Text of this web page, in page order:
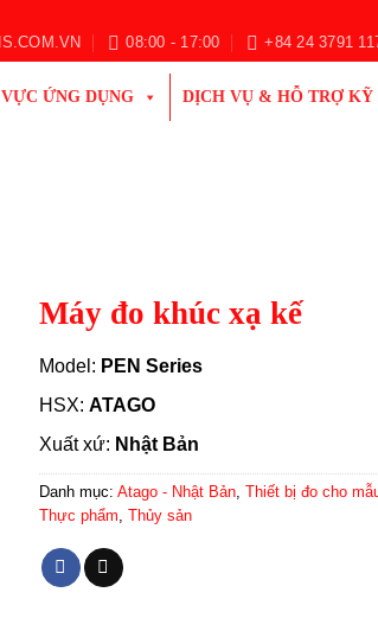
08:00 - 17:00 +84 24 3791
ỨNG DỤNG DỊCH VỤ & HỖ TRỢ KỸ
Máy đo khúc xạ kế
Model: PEN Series
HSX:ATAGO
Xuất xứ: Nhật Bản
Danh mục:Atago - Nhật Bản ,Thiết bị đo cho
Thực phẩm ,Thủy sản